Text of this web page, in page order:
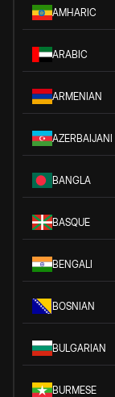
AMHARIC
ARABIC
ARMENIAN
AZERBAIJANI
BANGLA
BASQUE
BENGALI
BOSNIAN
BULGARIAN
BURMESE